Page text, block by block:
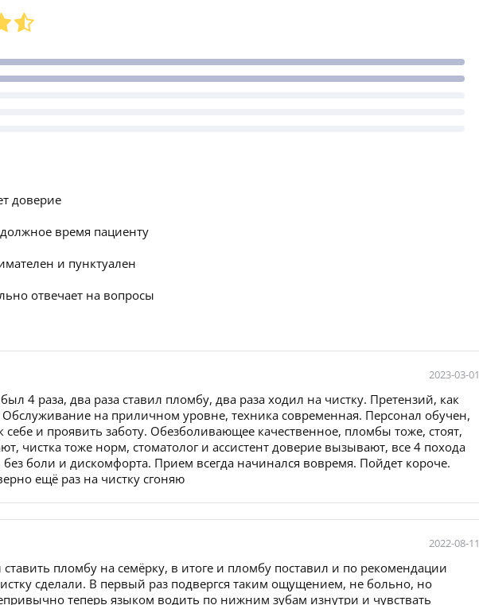
доверие
время пациенту
и пунктуален
отвечает на вопросы
2023-03-01
4 раза, два раза ставил пломбу, два раза ходил на чистку. Претензий, как
на приличном уровне, техника современная. Персонал обучен,
себе и проявить заботу. Обезболивающее качественное, пломбы тоже, стоят,
чистка тоже норм, стоматолог и ассистент доверие вызывают, все 4 похода
боли и дискомфорта. Прием всегда начинался вовремя. Пойдет короче.
ещё раз на чистку сгоняю
2022-08-11
пломбу на семёрку, в итоге и пломбу поставил и по рекомендации
сделали. В первый раз подвергся таким ощущением, не больно, но
теперь языком водить по нижним зубам изнутри и чувствать